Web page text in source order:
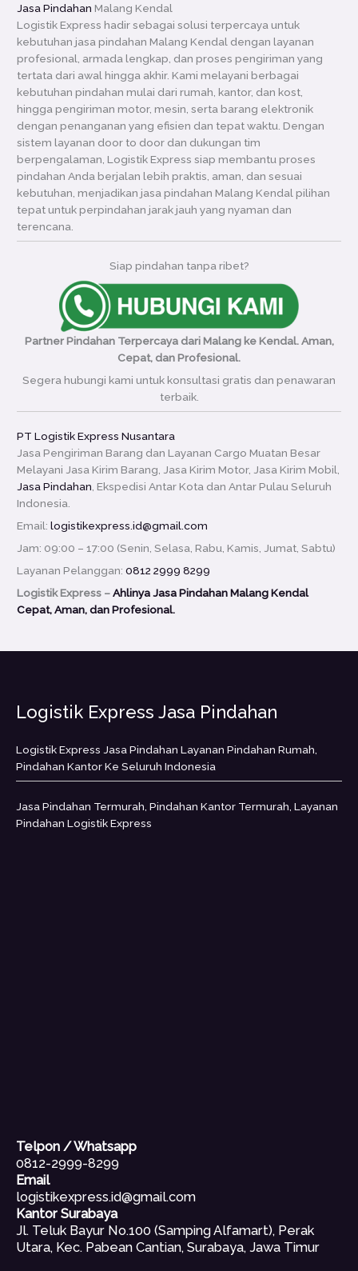
Jasa Pindahan Malang Kendal
Logistik Express hadir sebagai solusi terpercaya untuk
kebutuhan jasa pindahan Malang Kendal dengan layanan
profesional, armada lengkap, dan proses pengiriman yang
tertata dari awal hingga akhir. Kami melayani berbagai
kebutuhan pindahan mulai dari rumah, kantor, dan kost,
hingga pengiriman motor, mesin, serta barang elektronik
dengan penanganan yang efisien dan tepat waktu. Dengan
sistem layanan door to door dan dukungan tim
berpengalaman, Logistik Express siap membantu proses
pindahan Anda berjalan lebih praktis, aman, dan sesuai
kebutuhan, menjadikan jasa pindahan Malang Kendal pilihan
tepat untuk perpindahan jarak jauh yang nyaman dan
terencana.
Siap pindahan tanpa ribet?
Partner Pindahan Terpercaya dari Malang ke Kendal. Aman,
Cepat, dan Profesional.
Segera hubungi kami untuk konsultasi gratis dan penawaran
terbaik.
PT Logistik Express Nusantara
Jasa Pengiriman Barang dan Layanan Cargo Muatan Besar
Melayani Jasa Kirim Barang, Jasa Kirim Motor, Jasa Kirim Mobil,
Jasa Pindahan, Ekspedisi Antar Kota dan Antar Pulau Seluruh
Indonesia.
Email:logistikexpress.id@gmail.com
Jam: 09:00 – 17:00 (Senin, Selasa, Rabu, Kamis, Jumat, Sabtu)
Layanan Pelanggan:0812 2999 8299
Logistik Express –Ahlinya Jasa Pindahan Malang Kendal
Cepat, Aman, dan Profesional.
Logistik Express Jasa Pindahan
Logistik Express Jasa Pindahan Layanan Pindahan Rumah,
Pindahan Kantor Ke Seluruh Indonesia
Jasa Pindahan Termurah, Pindahan Kantor Termurah, Layanan
Pindahan Logistik Express
Telpon / Whatsapp
0812-2999-8299
Email
logistikexpress.id@gmail.com
Kantor Surabaya
Jl. Teluk Bayur No.100 (Samping Alfamart), Perak
Utara, Kec. Pabean Cantian, Surabaya, Jawa Timur